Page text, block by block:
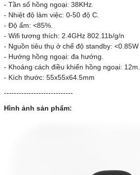
- Tần số hồng ngoại: 38KHz.
- Nhiệt độ làm việc: 0-50 độ C.
- Độ ẩm: <85%.
- Wifi tương thích: 2.4GHz 802.11b/g/n
- Nguồn tiêu thụ ở chế độ standby: <0.85W
- Hướng hồng ngoại: đa hướng.
- Khoảng cách điều khiển hồng ngoại: 12m.
- Kích thước: 55x55x64.5mm
----------------------------
Hình ảnh sản phẩm: